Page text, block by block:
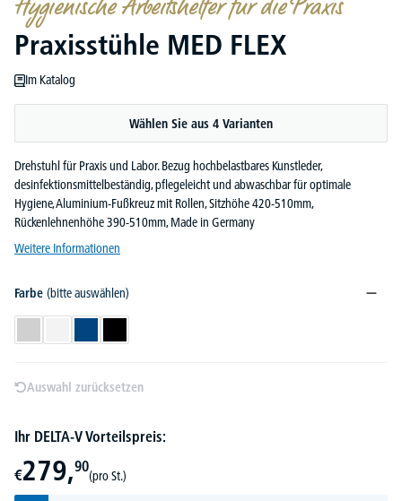
Praxisstühle MED FLEX
Im Katalog
Wählen Sie aus 4 Varianten
Drehstuhl für Praxis und Labor. Bezug hochbelastbares Kunstleder,
desinfektionsmittelbeständig, pflegeleicht und abwaschbar für optimale
Hygiene, Aluminium-Fußkreuz mit Rollen, Sitzhöhe 420-510mm,
Rückenlehnenhöhe 390-510mm, Made in Germany
Weitere Informationen
Farbe (bitte auswählen)
Auswahl zurücksetzen
Ihr DELTA-V Vorteilspreis:
€279,90
(pro St.)